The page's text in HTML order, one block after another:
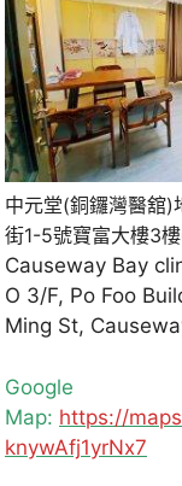
中元堂(銅鑼灣醫舘)
街1-5號寶富大樓3
Causeway Bay
O 3/F, Po Foo
Ming St,
Google
Map: https://
knywAfj1yrNx7